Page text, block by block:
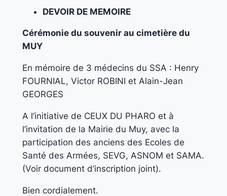
DEVOIR DE MEMOIRE
Cérémonie du souvenir au cimetière du
MUY
En mémoire de 3 médecins du SSA : Henry
FOURNIAL, Victor ROBINI et Alain-Jean
GEORGES
A l’initiative de CEUX DU PHARO et à
l’invitation de la Mairie du Muy, avec la
participation des anciens des Ecoles de
Santé des Armées, SEVG, ASNOM et SAMA.
(Voir document d’inscription joint).
Bien cordialement.